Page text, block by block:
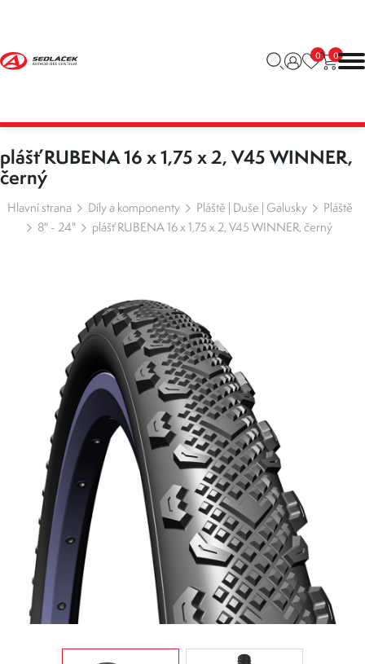
0 0
plášť RUBENA 16 x 1,75 x 2, V45 WINNER,
černý
Hlavní strana Díly a komponenty Pláště | Duše | Galusky
Pláště
8" - 24"
plášť RUBENA 16 x 1,75 x 2, V45 WINNER, černý